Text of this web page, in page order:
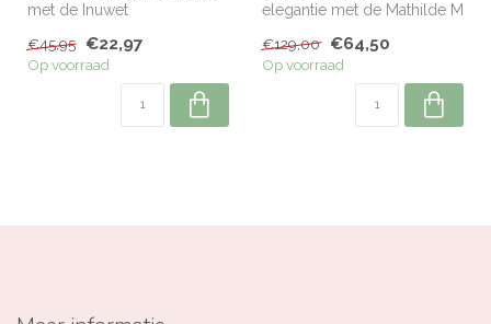
met de Inuwet
elke dag een nie...
€45,95 €22,97
Op voorraad
elegantie met de Mathilde M
Adventskalender.
E...
€129,00 €64,50
Op voorraad